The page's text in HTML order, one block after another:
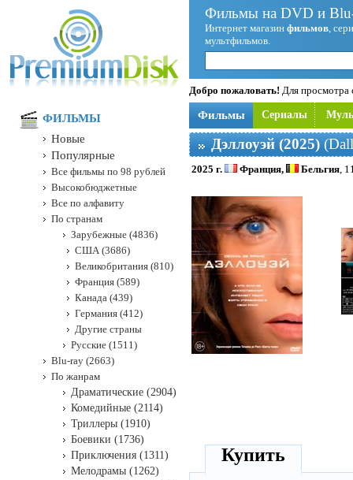
Фильмы на DVD и
Интернет магазин фильмов,
мультфильмов.
Добро пожаловать! Для просмотра
Фильмы Сериалы
Дэллоуэй (2025)
2025 г. Франция, Бельгия,
Купить
ФИЛЬМЫ
Новые
Популярные
Все фильмы по 98 рублей
Высокобюджетные
Все по алфавиту
По странам
Зарубежные (4836)
США (3686)
Великобритания (810)
Франция (589)
Канада (439)
Германия (412)
Другие страны
Русские (1511)
Blu-ray (2663)
По жанрам
Драматические (2904)
Комедийные (2114)
Триллеры (1910)
Боевики (1736)
Приключения (1311)
Мелодрамы (1262)